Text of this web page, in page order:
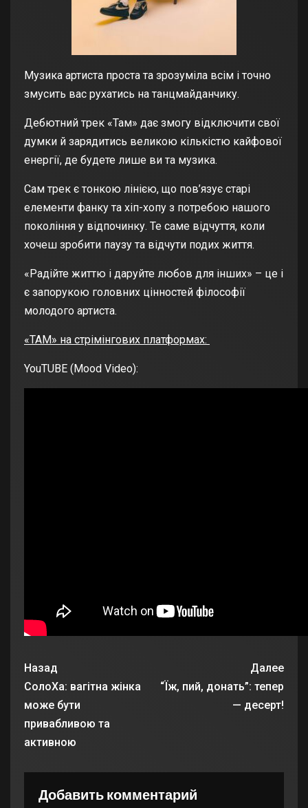
Музика артиста проста та зрозуміла всім і точно
змусить вас рухатись на танцмайданчику.
Дебютний трек «Там» дає змогу відключити свої
думки й зарядитись великою кількістю кайфової
енергії, де будете лише ви та музика.
Сам трек є тонкою лінією, що пов’язує старі
елементи фанку та хіп-хопу з потребою нашого
покоління у відпочинку. Те саме відчуття, коли
хочеш зробити паузу та відчути подих життя.
«Радійте життю і даруйте любов для інших» – це і
є запорукою головних цінностей філософії
молодого артиста.
«ТАМ» на стрімінгових платформах:
YouTUBE (Mood Video):
Назад
СолоХа: вагітна жінка
може бути
привабливою та
активною
Далее
“Їж, пий, донать”: тепер
— десерт!
Добавить комментарий